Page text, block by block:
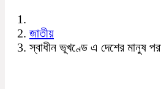
জাতীয়
স্বাধীন ভূখণ্ডে এ দেশের মানুষ